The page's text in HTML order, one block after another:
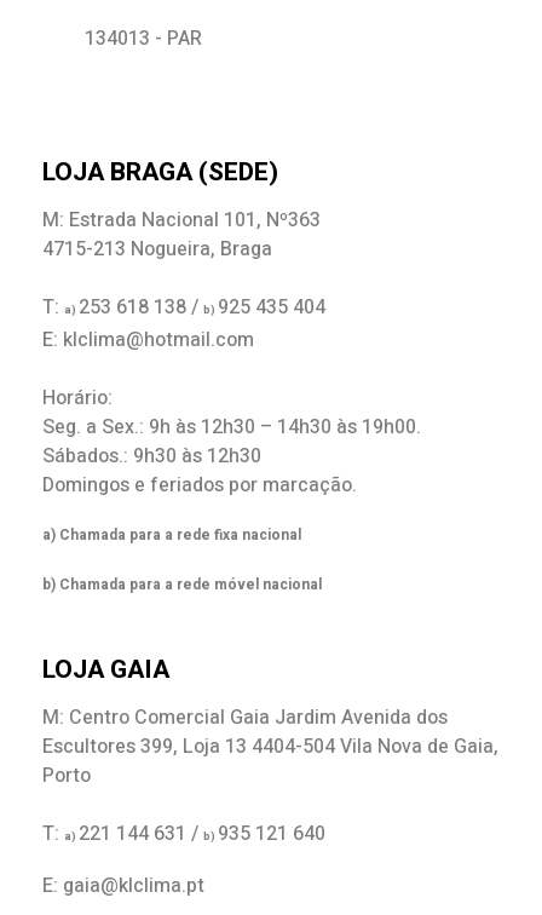
134013 - PAR
LOJA BRAGA (SEDE)
M: Estrada Nacional 101, Nº363
4715-213 Nogueira, Braga
T: a) 253 618 138 / b) 925 435 404
E: klclima@hotmail.com
Horário:
Seg. a Sex.: 9h às 12h30 – 14h30 às 19h00.
Sábados.: 9h30 às 12h30
Domingos e feriados por marcação.
a) Chamada para a rede fixa nacional
b) Chamada para a rede móvel nacional
LOJA GAIA
M: Centro Comercial Gaia Jardim Avenida dos
Escultores 399, Loja 13 4404-504 Vila Nova de Gaia,
Porto
T: a) 221 144 631 / b) 935 121 640
E: gaia@klclima.pt